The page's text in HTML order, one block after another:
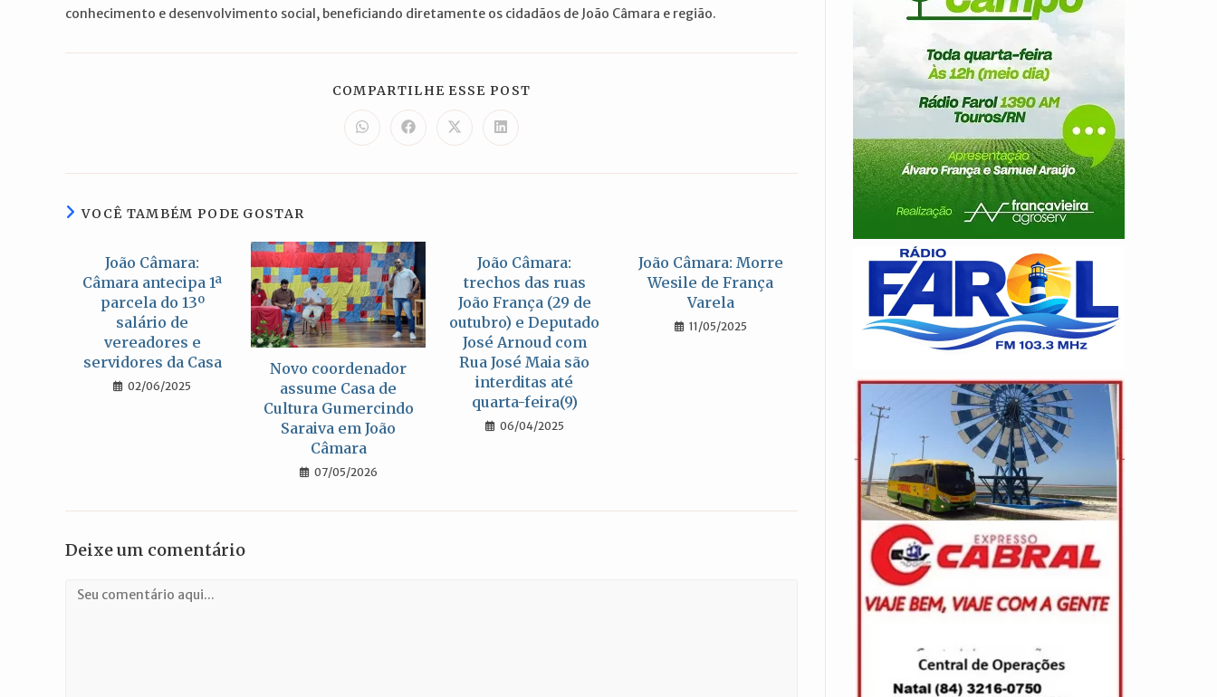
conhecimento e desenvolvimento social, beneficiando diretamente os cidadãos de João Câmara e região.
COMPARTILHE ESSE POST
Abre
em
nova
Abre
em
nova
Abre
em
nova
Abre
em
nova
VOCÊ TAMBÉM PODE GOSTAR
João Câmara:
Câmara antecipa 1ª
parcela do 13º
salário de
vereadores e
servidores da Casa
02/06/2025
Novo coordenador
assume Casa de
Cultura Gumercindo
Saraiva em João
Câmara
07/05/2026
João Câmara:
trechos das ruas
João França (29 de
outubro) e Deputado
José Arnoud com
Rua José Maia são
interditas até
quarta-feira(9)
06/04/2025
João Câmara: Morre
Wesile de França
Varela
11/05/2025
Deixe um comentário
Comentário